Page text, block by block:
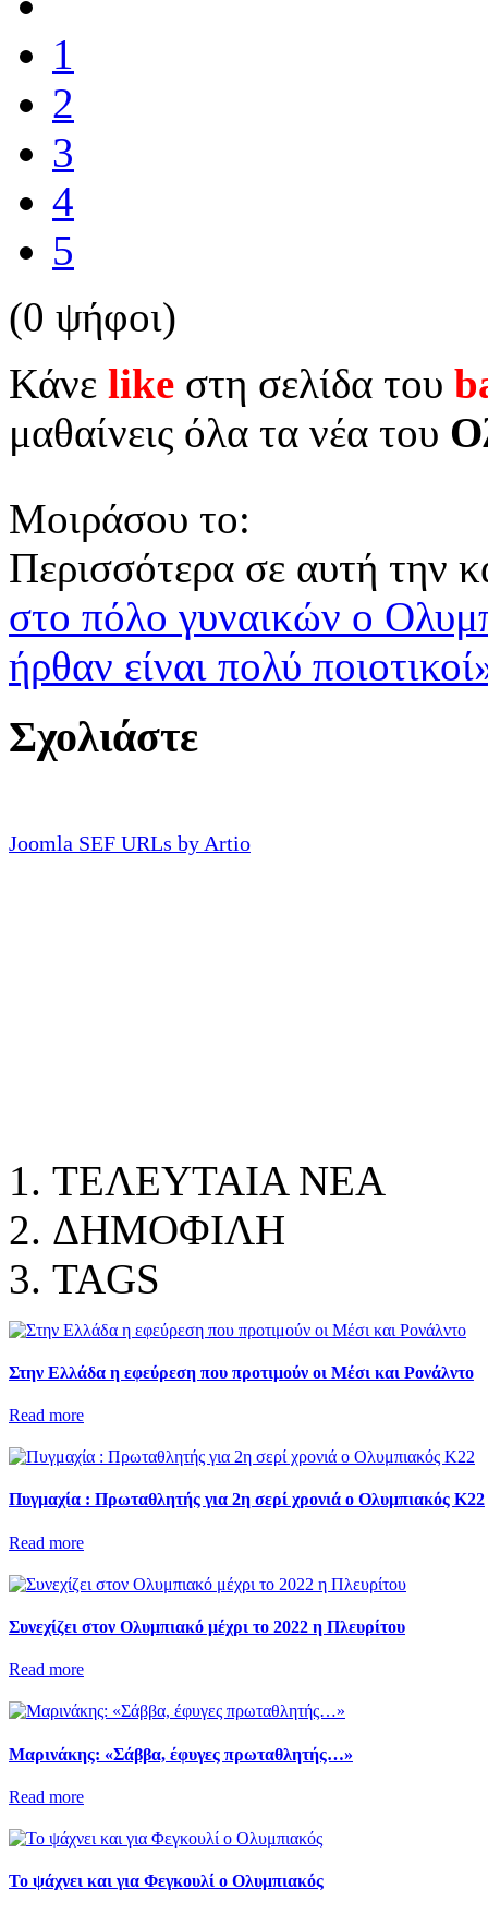
1
2
3
4
5
(0 ψήφοι)
Κάνε like στη σελίδα του
μαθαίνεις όλα τα νέα του
Μοιράσου το:
Περισσότερα σε αυτή την
στο πόλο γυναικών ο
ήρθαν είναι πολύ
Σχολιάστε
Joomla SEF URLs by Artio
ΤΕΛΕΥΤΑΙΑ ΝΕΑ
ΔΗΜΟΦΙΛΗ
TAGS
Στην Ελλάδα η εφεύρεση που προτιμούν οι Μέσι και Ρονάλντο
Read more
Πυγμαχία : Πρωταθλητής για 2η σερί χρονιά ο Ολυμπιακός Κ22
Read more
Συνεχίζει στον Ολυμπιακό μέχρι το 2022 η Πλευρίτου
Read more
Μαρινάκης: «Σάββα, έφυγες πρωταθλητής…»
Read more
Το ψάχνει και για Φεγκουλί ο Ολυμπιακός